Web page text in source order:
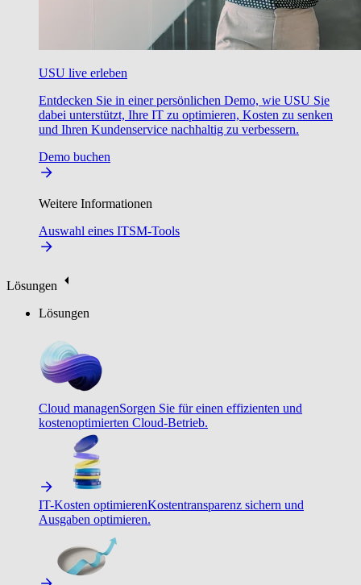
USU live erleben
Entdecken Sie in einer persönlichen Demo, wie USU Sie
dabei unterstützt, Ihre IT zu optimieren, Kosten zu senken
und Ihren Kundenservice nachhaltig zu verbessern.
Demo buchen
Weitere Informationen
Auswahl eines ITSM-Tools
Lösungen
Lösungen
Cloud managenSorgen Sie für einen effizienten und
kostenoptimierten Cloud-Betrieb.
IT-Kosten optimierenKostentransparenz sichern und
Ausgaben optimieren.